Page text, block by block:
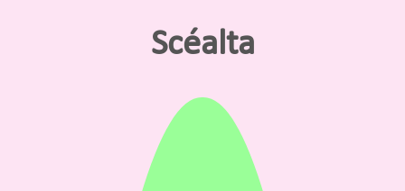
Scéalta